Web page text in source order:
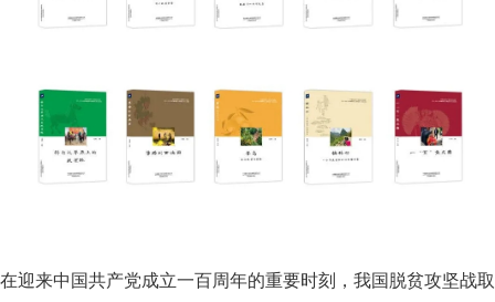
在迎来中国共产党成立一百周年的重要时刻，我国脱贫攻坚战取